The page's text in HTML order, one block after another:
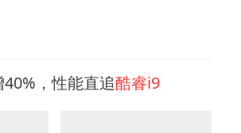
，性能直追酷睿i9